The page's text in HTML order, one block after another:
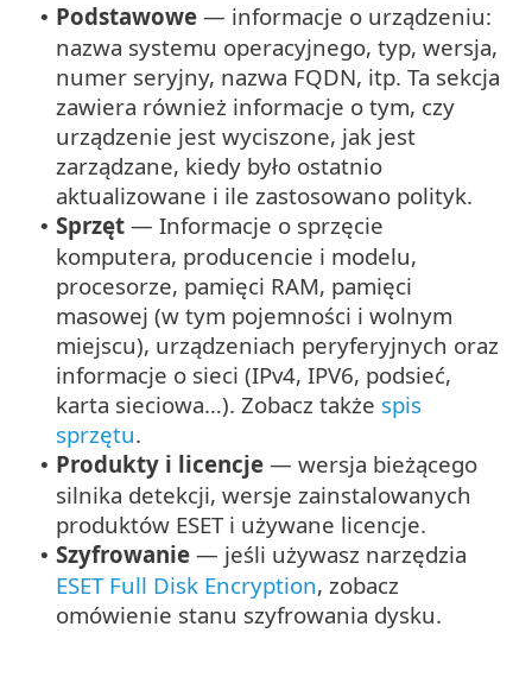
• Podstawowe — informacje o urządzeniu:
nazwa systemu operacyjnego, typ, wersja,
numer seryjny, nazwa FQDN, itp. Ta sekcja
zawiera również informacje o tym, czy
urządzenie jest wyciszone, jak jest
zarządzane, kiedy było ostatnio
aktualizowane i ile zastosowano polityk.
• Sprzęt — Informacje o sprzęcie
komputera, producencie i modelu,
procesorze, pamięci RAM, pamięci
masowej (w tym pojemności i wolnym
miejscu), urządzeniach peryferyjnych oraz
informacje o sieci (IPv4, IPV6, podsieć,
karta sieciowa…). Zobacz także spis
sprzętu.
• Produkty i licencje — wersja bieżącego
silnika detekcji, wersje zainstalowanych
produktów ESET i używane licencje.
• Szyfrowanie — jeśli używasz narzędzia
ESET Full Disk Encryption, zobacz
omówienie stanu szyfrowania dysku.